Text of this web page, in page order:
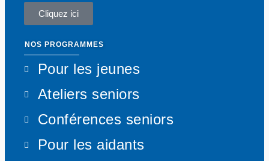
Cliquez ici
NOS PROGRAMMES
Pour les jeunes
Ateliers seniors
Conférences seniors
Pour les aidants